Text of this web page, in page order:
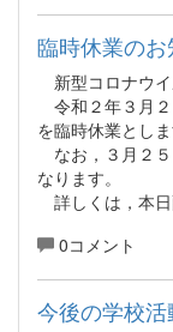
臨時休業の
新型コロナウ
令和２年３月
を臨時休業としま
なお，３月２
なります。
詳しくは，本日
0コメント
今後の学校活